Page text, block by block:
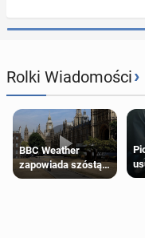
Rolki Wiadomości›
BBC Weather
zapowiada szóstą
falę upałów w